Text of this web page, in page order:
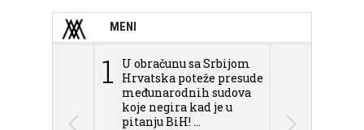
MENI
1
U obračunu sa Srbijom
Hrvatska poteže presude
međunarodnih sudova
koje negira kad je u
pitanju BiH! ...